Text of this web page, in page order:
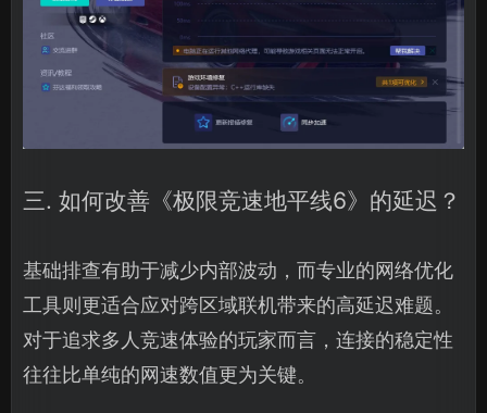
三. 如何改善《极限竞速地平线6》的延迟？
基础排查有助于减少内部波动，而专业的网络优化
工具则更适合应对跨区域联机带来的高延迟难题。
对于追求多人竞速体验的玩家而言，连接的稳定性
往往比单纯的网速数值更为关键。